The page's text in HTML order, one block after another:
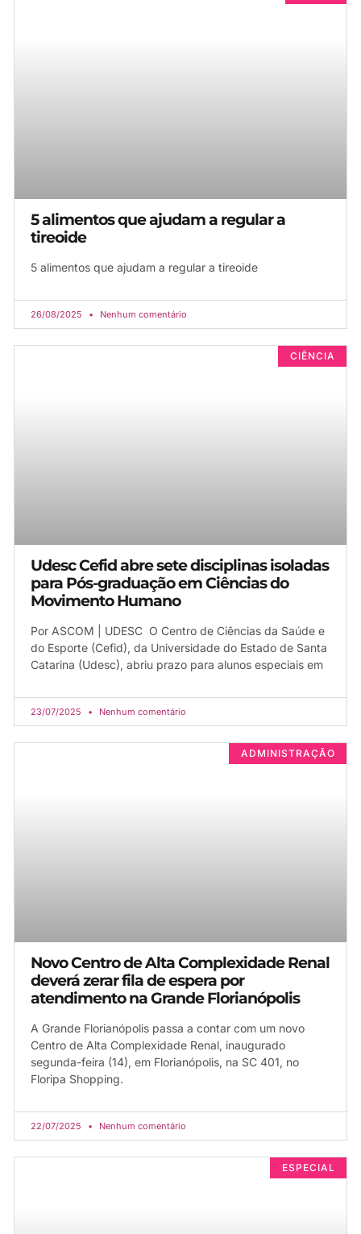
5 alimentos que ajudam a regular a
tireoide
5 alimentos que ajudam a regular a tireoide
26/08/2025 Nenhum comentário
CIÊNCIA
Udesc Cefid abre sete disciplinas isoladas
para Pós-graduação em Ciências do
Movimento Humano
Por ASCOM | UDESC O Centro de Ciências da Saúde e
do Esporte (Cefid), da Universidade do Estado de Santa
Catarina (Udesc), abriu prazo para alunos especiais em
23/07/2025 Nenhum comentário
ADMINISTRAÇÃO
Novo Centro de Alta Complexidade Renal
deverá zerar fila de espera por
atendimento na Grande Florianópolis
A Grande Florianópolis passa a contar com um novo
Centro de Alta Complexidade Renal, inaugurado
segunda-feira (14), em Florianópolis, na SC 401, no
Floripa Shopping.
22/07/2025 Nenhum comentário
ESPECIAL